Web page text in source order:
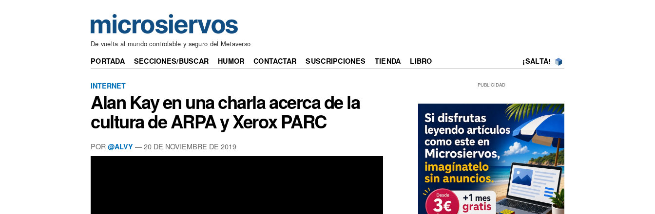
De vuelta al mundo controlable y seguro del Metaverso
PORTADA SECCIONES/BUSCAR HUMOR CONTACTAR SUSCRIPCIONES TIENDA LIBRO ¡SALTA!
INTERNET
Alan Kay en una charla acerca de la
cultura de ARPA y Xerox PARC
POR @ALVY — 20 DE NOVIEMBRE DE 2019
PUBLICIDAD